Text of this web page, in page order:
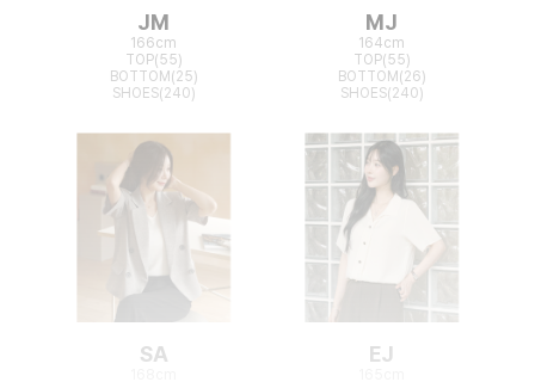
JM
166cm
TOP(55)
BOTTOM(25)
SHOES(240)
MJ
164cm
TOP(55)
BOTTOM(26)
SHOES(240)
SA EJ